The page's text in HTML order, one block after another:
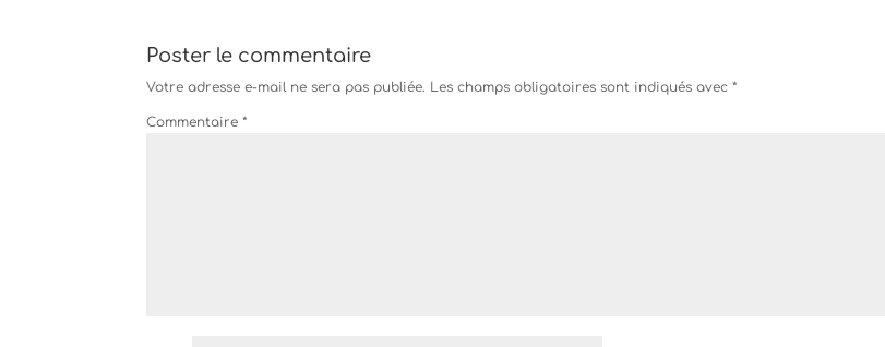
Poster le commentaire
Votre adresse e-mail ne sera pas publiée. Les champs obligatoires sont indiqués avec*
Commentaire*